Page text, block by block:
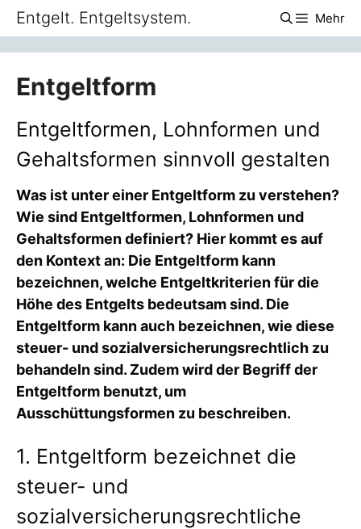
Zum
springen
Entgelt. Entgeltsystem. Mehr
Entgeltform
Entgeltformen, Lohnformen und
Gehaltsformen sinnvoll gestalten
Was ist unter einer Entgeltform zu verstehen?
Wie sind Entgeltformen, Lohnformen und
Gehaltsformen definiert? Hier kommt es auf
den Kontext an: Die Entgeltform kann
bezeichnen, welche Entgeltkriterien für die
Höhe des Entgelts bedeutsam sind. Die
Entgeltform kann auch bezeichnen, wie diese
steuer- und sozialversicherungsrechtlich zu
behandeln sind. Zudem wird der Begriff der
Entgeltform benutzt, um
Ausschüttungsformen zu beschreiben.
1. Entgeltform bezeichnet die
steuer- und
sozialversicherungsrechtliche